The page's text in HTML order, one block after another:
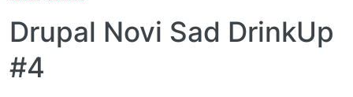
Drupal Novi Sad DrinkUp
#4